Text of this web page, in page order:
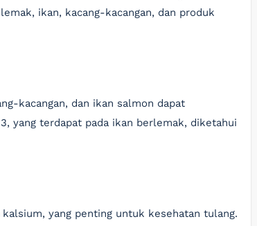
ikan, kacang-kacangan, dan produk
kacangan, dan ikan salmon dapat
yang terdapat pada ikan berlemak, diketahui
yang penting untuk kesehatan tulang.